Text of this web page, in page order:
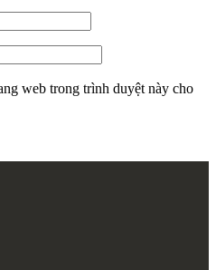
web trong trình duyệt này cho